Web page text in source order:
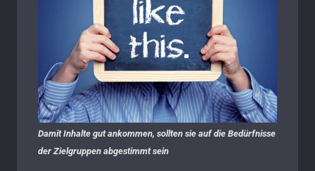
Damit Inhalte gut ankommen, sollten sie auf die Bedürfnisse
der Zielgruppen abgestimmt sein